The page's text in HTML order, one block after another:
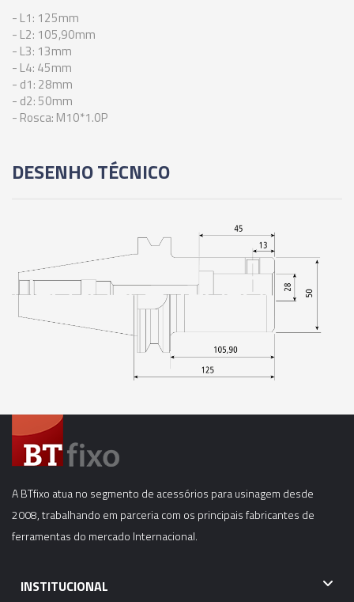
06909 - CONE MODULAR CBH - SK40 - CBH3-
155MM
06910 - CONE MODULAR CBH - SK40 - CBH3-
185MM
06913 - CONE MODULAR CBH - SK40 - CBH4-
125MM
06914 - CONE MODULAR CBH - SK40 - CBH4-
175MM
06915 - CONE MODULAR CBH - SK40 - CBH4-
06916 - CONE MODULAR CBH - SK40 - CBH4-
250MM
06918 - CONE MODULAR CBH - SK40 - CBH5-
75MM
- L1: 125mm
- L2: 105,90mm
- L3: 13mm
- L4: 45mm
- d1: 28mm
- d2: 50mm
- Rosca: M10*1.0P
DESENHO TÉCNICO
A BTfixo atua no segmento de acessórios para usinagem desde
2008, trabalhando em parceria com os principais fabricantes de
ferramentas do mercado Internacional.
INSTITUCIONAL